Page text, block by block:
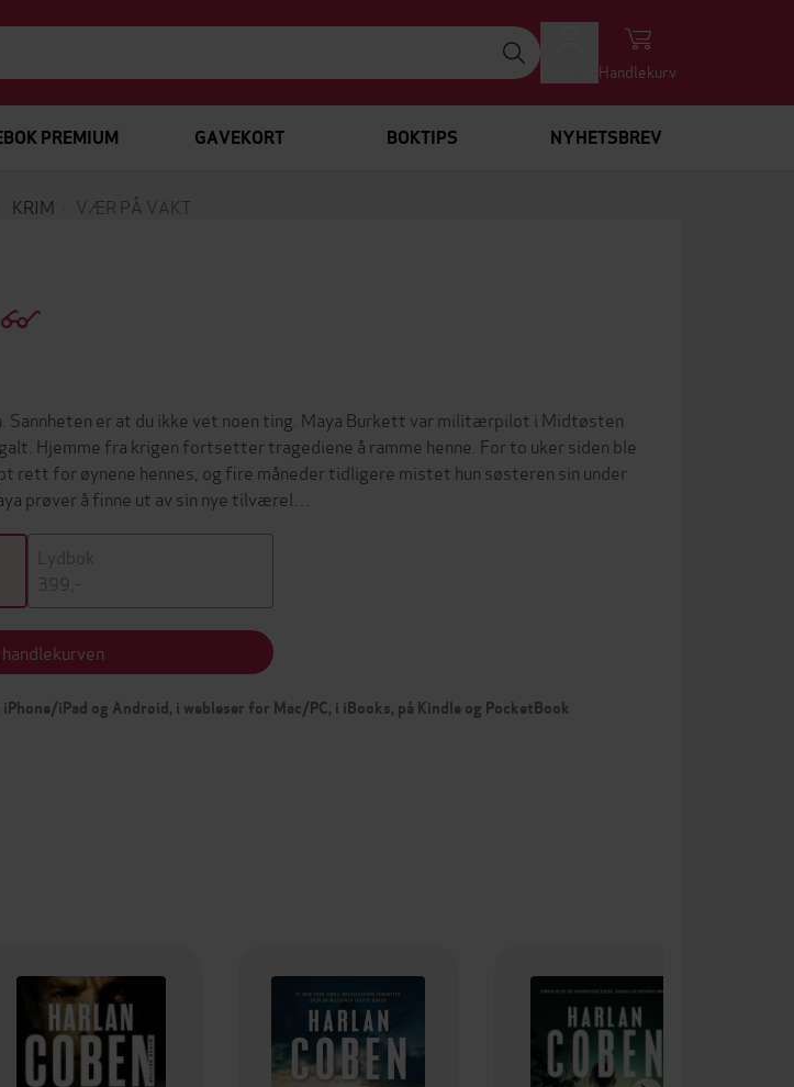
Handlekurv
PREMIUM GAVEKORT BOKTIPS NYHETSBREV
KRIM VÆR PÅ VAKT
Sannheten er at du ikke vet noen ting. Maya Burkett var militærpilot i Midtøsten
Hjemme fra krigen fortsetter tragediene å ramme henne. For to uker siden ble
rett for øynene hennes, og fire måneder tidligere mistet hun søsteren sin under
prøver å finne ut av sin nye tilværel…
Lydbok
399,-
iPad og Android, i webleser for Mac/PC, i iBooks, på Kindle og PocketBook